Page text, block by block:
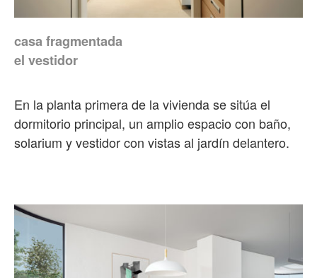
casa fragmentada
el vestidor
En la planta primera de la vivienda se sitúa el
dormitorio principal, un amplio espacio con baño,
solarium y vestidor con vistas al jardín delantero.